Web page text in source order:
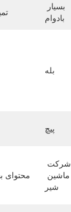
بادوام
بله
پیچ
شیر
محتوای